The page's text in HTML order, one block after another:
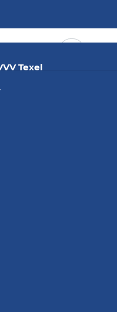
Texel